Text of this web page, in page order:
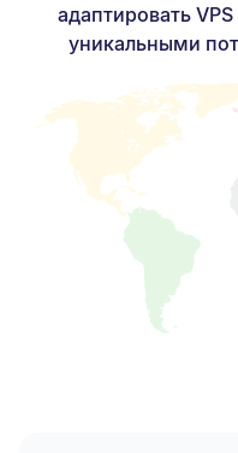
адаптировать
уникальными